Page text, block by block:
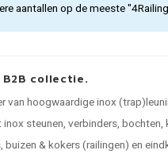
aantallen op de meeste
collectie.
van hoogwaardige inox
steunen, verbinders,
& kokers (railingen) en